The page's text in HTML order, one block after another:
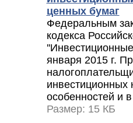
ценных бумаг
Федеральным
кодекса
января 2015 г.
инвестиционных
особенностей и
Размер: 15 КБ